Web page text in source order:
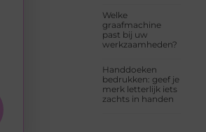
Welke
graafmachine
past bij uw
werkzaamheden?
Handdoeken
bedrukken: geef je
merk letterlijk iets
zachts in handen